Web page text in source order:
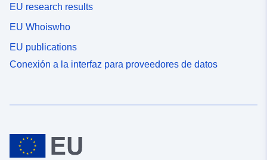
EU research results
EU Whoiswho
EU publications
Conexión a la interfaz para proveedores de datos